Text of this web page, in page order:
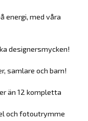
energi, med våra
designersmycken!
samlare och barn!
än 12 kompletta
och fotoutrymme